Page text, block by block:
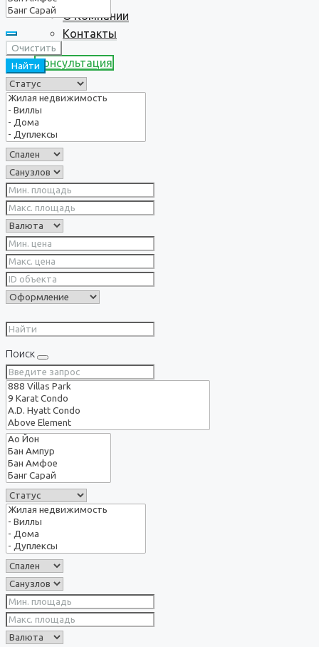
О Компании
Контакты
Консультация
Очистить
Найти
Поиск